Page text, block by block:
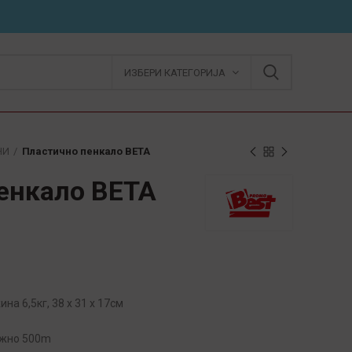
ИЗБЕРИ КАТЕГОРИЈА
Пластично пенкало BETA
BETA
6,5кг, 38 х 31 х 17см
500m